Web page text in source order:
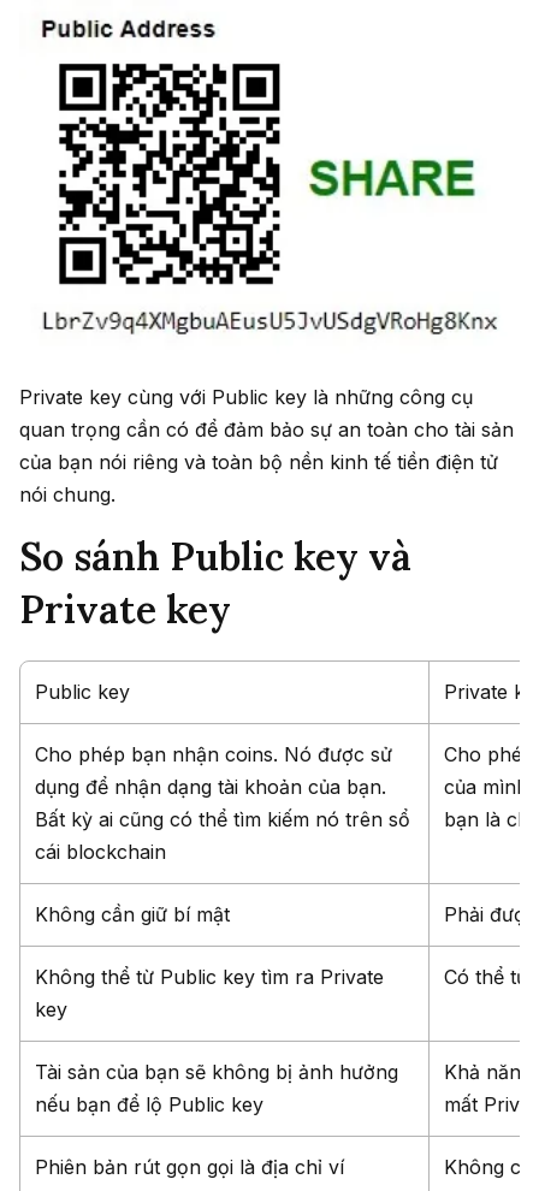
Private key cùng với Public key là những công cụ
quan trọng cần có để đảm bảo sự an toàn cho tài sản
của bạn nói riêng và toàn bộ nền kinh tế tiền điện tử
nói chung.
So sánh Public key và
Private key
Public key Private
Cho phép bạn nhận coins. Nó được sử
dụng để nhận dạng tài khoản của bạn.
Bất kỳ ai cũng có thể tìm kiếm nó trên sổ
cái blockchain
Cho
của
bạn là
Không cần giữ bí mật Phải
Không thể từ Public key tìm ra Private
key
Có thể từ
Tài sản của bạn sẽ không bị ảnh hưởng
nếu bạn để lộ Public key
Khả
mất
Phiên bản rút gọn gọi là địa chỉ ví
Không